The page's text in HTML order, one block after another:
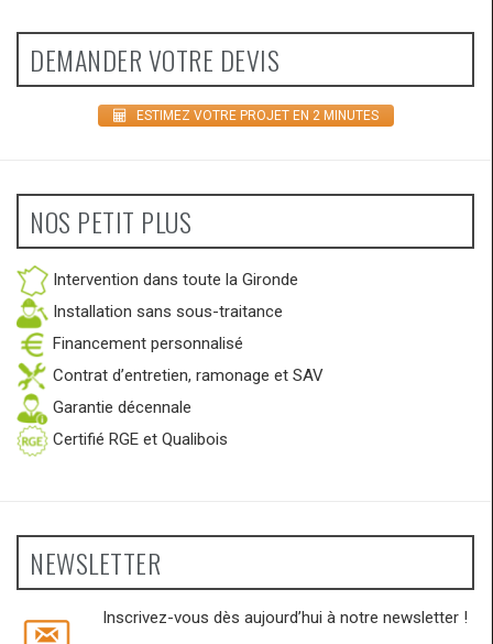
DEMANDER VOTRE DEVIS
ESTIMEZ VOTRE PROJET EN 2 MINUTES
NOS PETIT PLUS
Intervention dans toute la Gironde
Installation sans sous-traitance
Financement personnalisé
Contrat d’entretien, ramonage et SAV
Garantie décennale
Certifié RGE et Qualibois
NEWSLETTER
Inscrivez-vous dès aujourd’hui à notre newsletter !